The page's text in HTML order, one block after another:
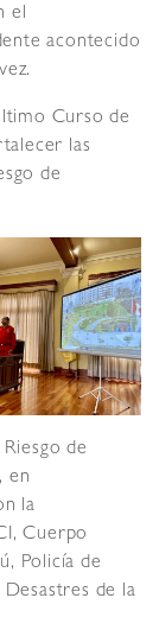
el
acontecido
Curso de
las
de
de
en
la
Cuerpo
Policía de
Desastres de la